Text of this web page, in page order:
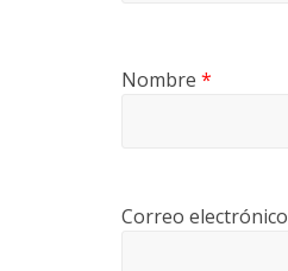
Nombre *
Correo electrónico